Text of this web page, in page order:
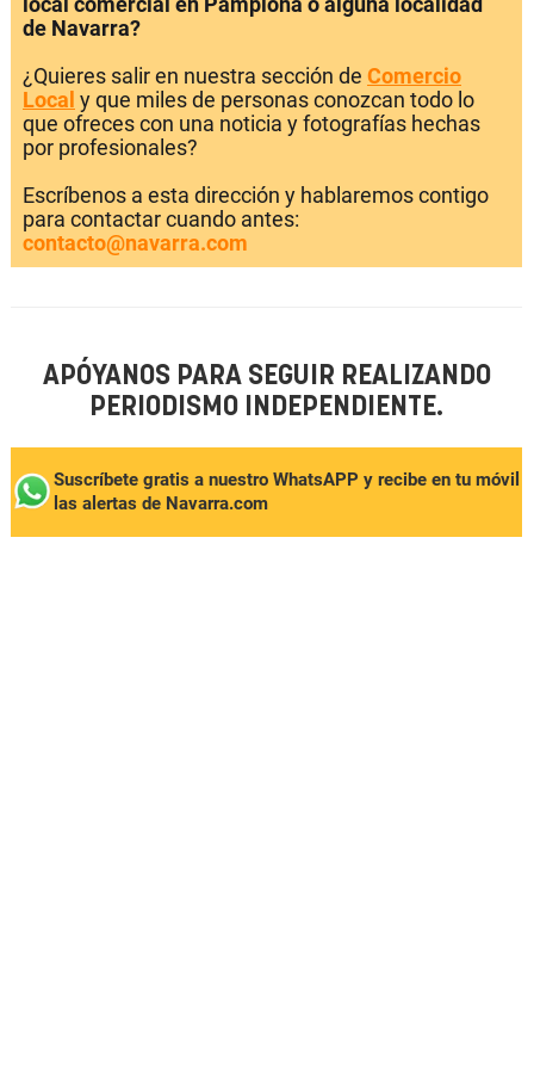
de Navarra?
¿Quieres salir en nuestra sección de Comercio
Local y que miles de personas conozcan todo lo
que ofreces con una noticia y fotografías hechas
por profesionales?
Escríbenos a esta dirección y hablaremos contigo
para contactar cuando antes:
contacto@navarra.com
APÓYANOS PARA SEGUIR REALIZANDO
PERIODISMO INDEPENDIENTE.
Suscríbete gratis a nuestro WhatsAPP y recibe en tu móvil
las alertas de Navarra.com